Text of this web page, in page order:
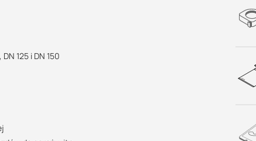
125 i DN 150
w zakresie doradztwa technicznego